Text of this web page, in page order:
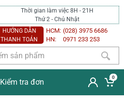
Thời gian làm việc 8H - 21H
Thứ 2 - Chủ Nhật
HƯỚNG DẪN
THANH TOÁN
HCM: (028) 3975 6686
HN:
0971 233 253
Kiểm tra đơn
0